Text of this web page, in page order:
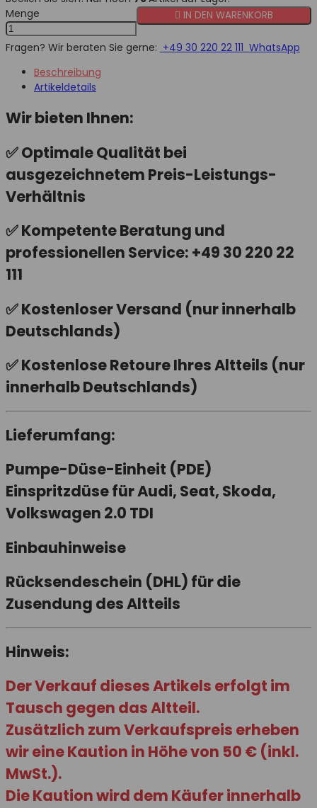
Menge
 IN DEN WARENKORB
Fragen? Wir beraten Sie gerne: +49 30 220 22 111 WhatsApp
Beschreibung
Artikeldetails
Wir bieten Ihnen:
✅Optimale Qualität bei
ausgezeichnetem Preis-Leistungs-
Verhältnis
✅Kompetente Beratung und
professionellen Service: +49 30 220 22
111
✅Kostenloser Versand (nur innerhalb
Deutschlands)
✅Kostenlose RetoureIhres Altteils (nur
innerhalb Deutschlands)
Lieferumfang:
Pumpe-Düse-Einheit (PDE)
Einspritzdüse für Audi, Seat, Skoda,
Volkswagen 2.0 TDI
Einbauhinweise
Rücksendeschein (DHL) für die
Zusendung des Altteils
Hinweis:
Der Verkauf dieses Artikels erfolgt im
Tausch gegen das Altteil.
Zusätzlich zum Verkaufspreis erheben
wir eineKaution in Höhe von 50 € (inkl.
MwSt.).
Die Kaution wird dem Käufer innerhalb